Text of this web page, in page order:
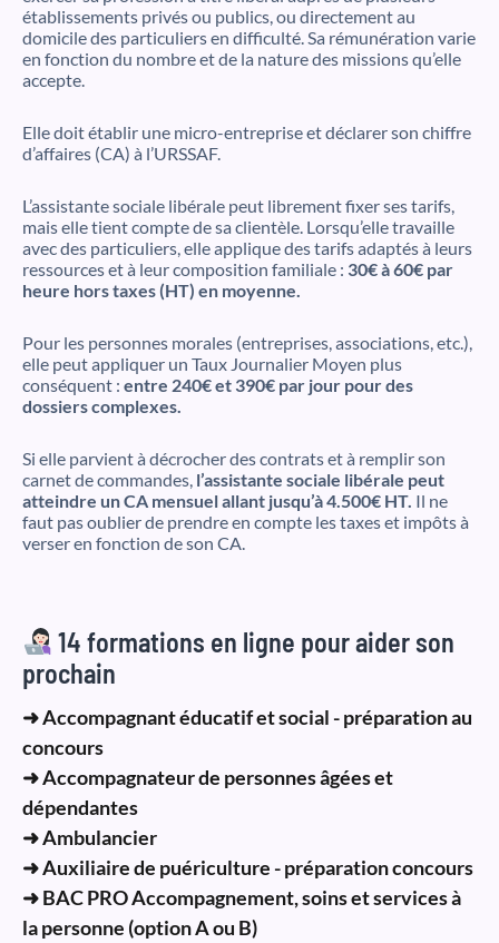
établissements privés ou publics, ou directement au
domicile des particuliers en difficulté. Sa rémunération varie
en fonction du nombre et de la nature des missions qu’elle
accepte.
Elle doit établir une micro-entreprise et déclarer son chiffre
d’affaires (CA) à l’URSSAF.
L’assistante sociale libérale peut librement fixer ses tarifs,
mais elle tient compte de sa clientèle. Lorsqu’elle travaille
avec des particuliers, elle applique des tarifs adaptés à leurs
ressources et à leur composition familiale : 30€ à 60€ par
heure hors taxes (HT) en moyenne.
Pour les personnes morales (entreprises, associations, etc.),
elle peut appliquer un Taux Journalier Moyen plus
conséquent : entre 240€ et 390€ par jour pour des
dossiers complexes.
Si elle parvient à décrocher des contrats et à remplir son
carnet de commandes, l’assistante sociale libérale peut
atteindre un CA mensuel allant jusqu’à 4.500€ HT. Il ne
faut pas oublier de prendre en compte les taxes et impôts à
verser en fonction de son CA.
14 formations en ligne pour aider son
prochain
➜ Accompagnant éducatif et social - préparation au
concours
➜ Accompagnateur de personnes âgées et
dépendantes
➜ Ambulancier
➜ Auxiliaire de puériculture - préparation concours
➜ BAC PRO Accompagnement, soins et services à
la personne (option A ou B)